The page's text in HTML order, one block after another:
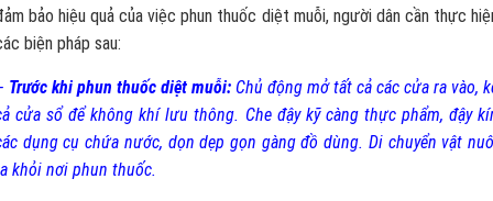
bảo hiệu quả của việc phun thuốc diệt muỗi, người dân cần thực
biện pháp sau:
Trước khi phun thuốc diệt muỗi: Chủ động mở tất cả các cửa ra vào,
cửa sổ để không khí lưu thông. Che đậy kỹ càng thực phẩm, đậy
dụng cụ chứa nước, dọn dẹp gọn gàng đồ dùng. Di chuyển vật
khỏi nơi phun thuốc.